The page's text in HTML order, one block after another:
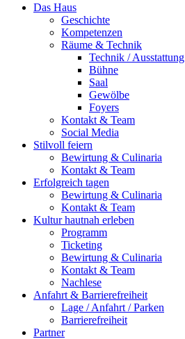
Das Haus
Geschichte
Kompetenzen
Räume & Technik
Technik / Ausstattung
Bühne
Saal
Gewölbe
Foyers
Kontakt & Team
Social Media
Stilvoll feiern
Bewirtung & Culinaria
Kontakt & Team
Erfolgreich tagen
Bewirtung & Culinaria
Kontakt & Team
Kultur hautnah erleben
Programm
Ticketing
Bewirtung & Culinaria
Kontakt & Team
Nachlese
Anfahrt & Barrierefreiheit
Lage / Anfahrt / Parken
Barrierefreiheit
Partner